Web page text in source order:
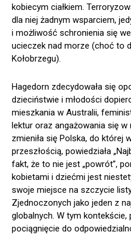
kobiecym ciałkiem.
dla niej żadnym wsparciem,
i możliwość schronienia się
ucieczek nad morze (choć to
Kołobrzegu).
Hagedorn zdecydowała się
dzieciństwie i młodości
mieszkania w Australii,
lektur oraz angażowania się
zmieniła się Polska, do której
przeszłością, powiedziała
fakt, że to nie jest „powrót”,
kobietami i dziećmi jest
swoje miejsce na szczycie
Zjednoczonych jako jeden z
globalnych. W tym kontekście,
pociągnięcie do